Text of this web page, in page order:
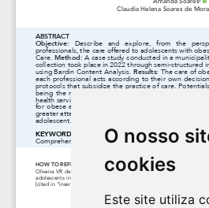
O nosso
cookies
Este site utiliza